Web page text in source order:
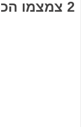
2 צמצמו הכל